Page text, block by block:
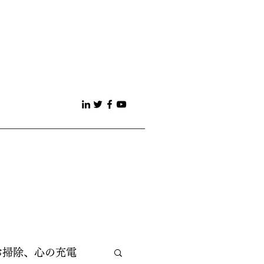
掃除、心の充電